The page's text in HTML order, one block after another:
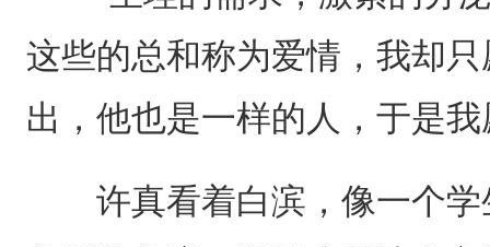
这些的总和称为爱情，我却
出，他也是一样的人，于是
许真看着白滨，像一个学